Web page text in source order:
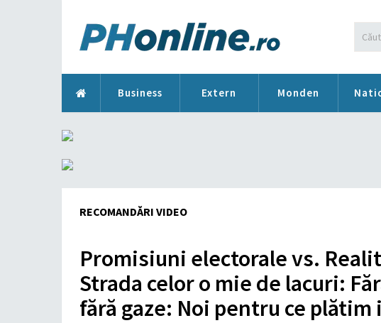
Business Extern Monden
RECOMANDĂRI VIDEO
Promisiuni electorale vs.
Strada celor o mie de lacuri:
fără gaze: Noi pentru ce plătim